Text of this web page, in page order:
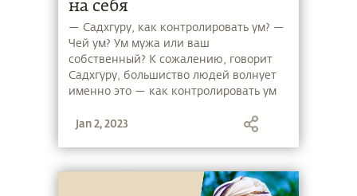
на себя
— Садхгуру, как контролировать ум? —
Чей ум? Ум мужа или ваш
собственный? К сожалению, говорит
Садхгуру, большиство людей волнует
именно это — как контролировать ум
действительно волнуют его
вопрос: "Решите, чего вы хотите –
контролировать ум или освободить
Jan 2, 2023